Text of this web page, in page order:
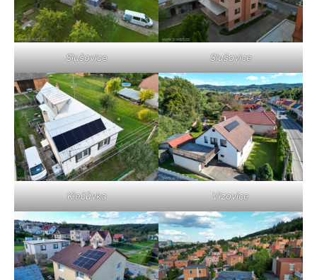
Slušovice Slušovice
Klečůvka Vizovice